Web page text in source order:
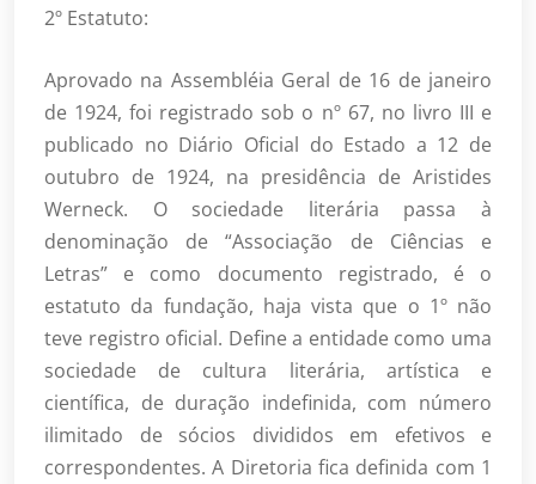
2º Estatuto:
Aprovado na Assembléia Geral de 16 de janeiro
de 1924, foi registrado sob o nº 67, no livro III e
publicado no Diário Oficial do Estado a 12 de
outubro de 1924, na presidência de Aristides
Werneck. O sociedade literária passa à
denominação de “Associação de Ciências e
Letras” e como documento registrado, é o
estatuto da fundação, haja vista que o 1º não
teve registro oficial. Define a entidade como uma
sociedade de cultura literária, artística e
científica, de duração indefinida, com número
ilimitado de sócios divididos em efetivos e
correspondentes. A Diretoria fica definida com 1